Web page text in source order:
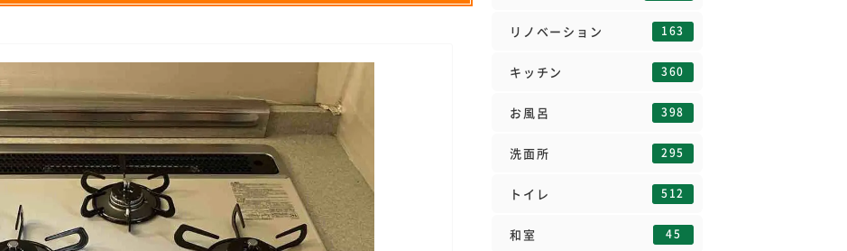
リノベーション 163
キッチン 360
お風呂 398
洗面所 295
トイレ 512
和室 45